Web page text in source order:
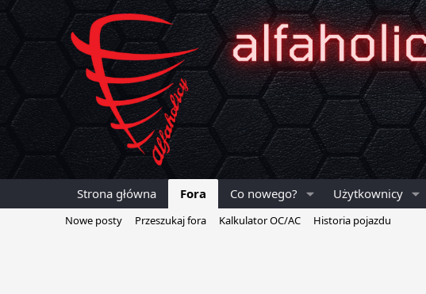
Strona główna Fora Co nowego? Użytkownicy
Nowe posty Przeszukaj fora Kalkulator OC/AC Historia pojazdu